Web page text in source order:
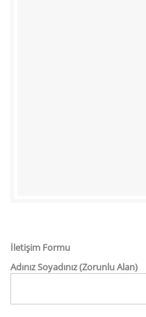
İletişim Formu
Adınız Soyadınız (Zorunlu Alan)